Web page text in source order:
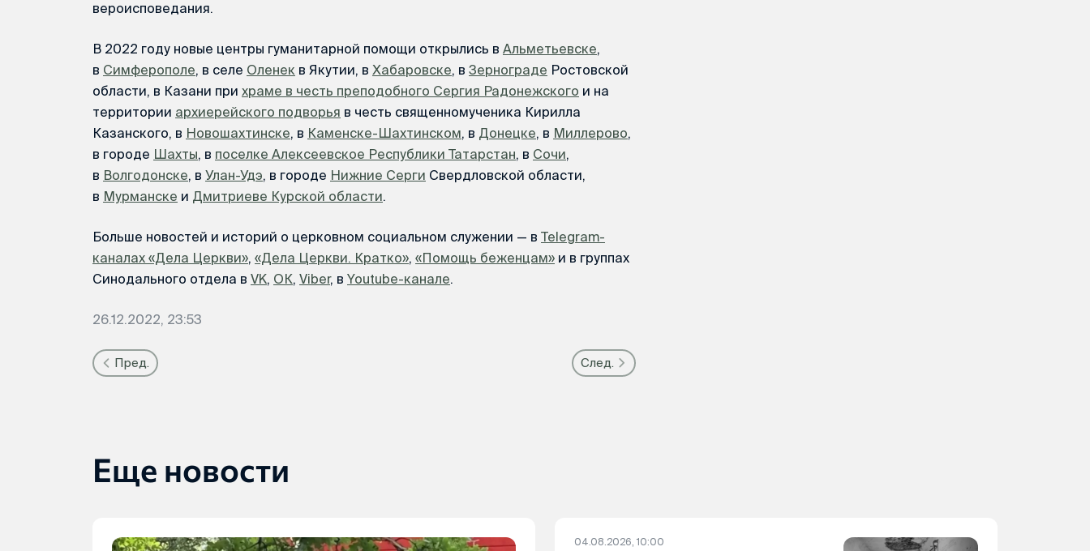
вероисповедания.
В 2022 году новые центры гуманитарной помощи открылись в Альметьевске,
в Симферополе, в селе Оленек в Якутии, в Хабаровске, в Зернограде Ростовской
области, в Казани при храме в честь преподобного Сергия Радонежского и на
территории архиерейского подворья в честь священномученика Кирилла
Казанского, в Новошахтинске, в Каменске-Шахтинском, в Донецке, в Миллерово,
в городе Шахты, в поселке Алексеевское Республики Татарстан, в Сочи,
в Волгодонске, в Улан-Удэ, в городе Нижние Серги Свердловской области,
в Мурманске и Дмитриеве Курской области.
Больше новостей и историй о церковном социальном служении — в Telegram-
каналах «Дела Церкви», «Дела Церкви. Кратко», «Помощь беженцам» и в группах
Синодального отдела в VK, ОК, Viber, в Youtube-канале.
26.12.2022, 23:53
Пред. След.
Еще новости
04.08.2026, 10:00